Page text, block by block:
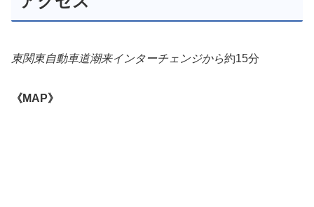
東関東自動車道潮来インターチェンジから約15分
《MAP》